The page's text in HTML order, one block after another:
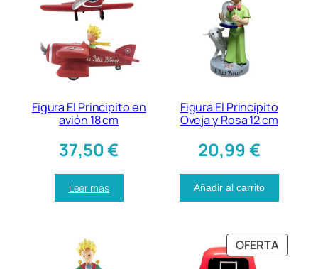
Figura El Principito en
avión 18 cm
37,50€
Leer más
Figura El Principito
Oveja y Rosa 12 cm
20,99€
Añadir al carrito
OFERTAP
R